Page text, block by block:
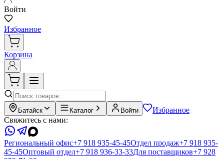
Войти
Избранное
Корзина
Батайск Каталог Войти
Избранное
Свяжитесь с нами:
Региональный офис+7 918 935-45-45Отдел продаж+7 918 935-
45-45Оптовый отдел+7 918 936-33-33Для поставщиков+7 928